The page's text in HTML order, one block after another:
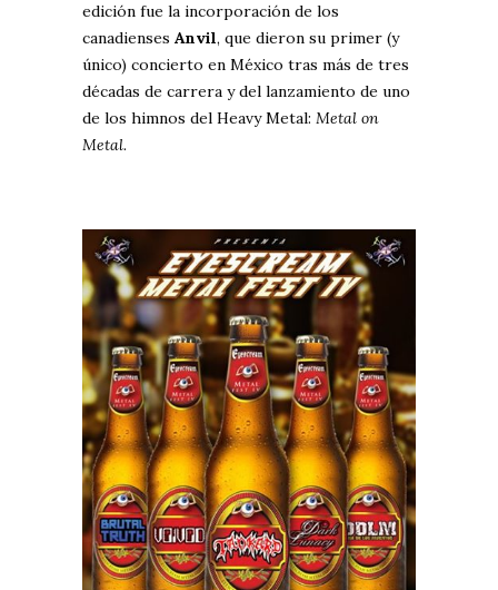
edición fue la incorporación de los
canadienses Anvil, que dieron su primer (y
único) concierto en México tras más de tres
décadas de carrera y del lanzamiento de uno
de los himnos del Heavy Metal: Metal on
Metal.